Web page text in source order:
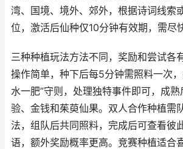
湾、国境、境外、郊外，根据诗词线索
位，激活后仙种仅10分钟有效期，需尽
三种种植玩法方法不同，奖励和尝试各
操作简单，种下后每5分钟需照料一次
水一肥”守则，处理独特事件即可，成
验、金钱和茱萸仙果。双人合作种植需
法，组队后共同照料，完成后可查看彼
语，额外奖励概率更高。竞赛种植适合